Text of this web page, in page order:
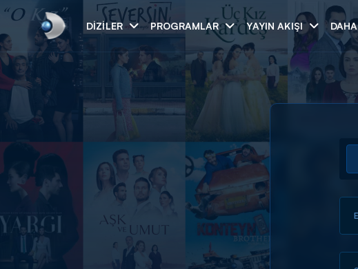
DIZILER PROGRAMLAR YAYIN AKIŞI
Arama